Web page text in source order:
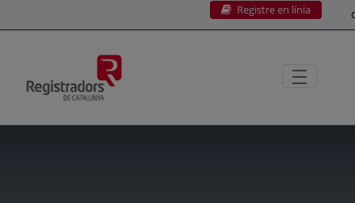
Registre en línia